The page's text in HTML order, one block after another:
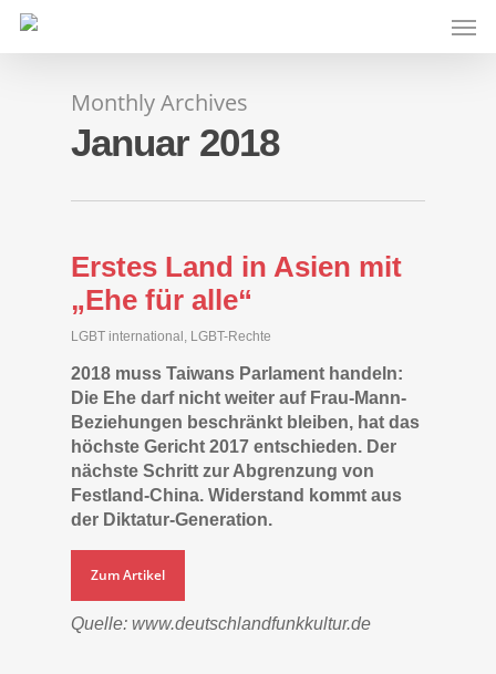
Skip
main
Monthly Archives
Januar 2018
Erstes Land in Asien mit
„Ehe für alle“
LGBT international , LGBT-Rechte
2018 muss Taiwans Parlament handeln:
Die Ehe darf nicht weiter auf Frau-Mann-
Beziehungen beschränkt bleiben, hat das
höchste Gericht 2017 entschieden. Der
nächste Schritt zur Abgrenzung von
Festland-China. Widerstand kommt aus
der Diktatur-Generation.
Zum Artikel
Quelle: www.deutschlandfunkkultur.de